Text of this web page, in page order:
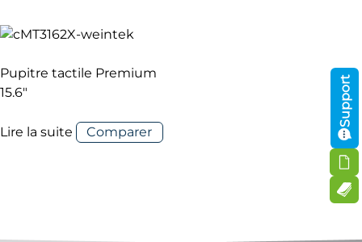
Pupitre tactile Premium
15.6″
Lire la suite Comparer
Support